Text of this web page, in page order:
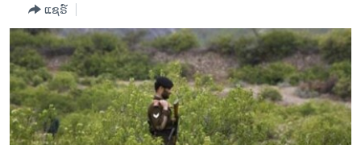
ເອເຊຍ
ອິດສະຫຼະພາບດ້ານການຂ່າວ
ຊີວິດຊາວລາວ
ຊຸມຊົນຊາວລາວ
ວິທະຍາສາດ-ເທັກໂນໂລຈີ
ແຊຣ໌